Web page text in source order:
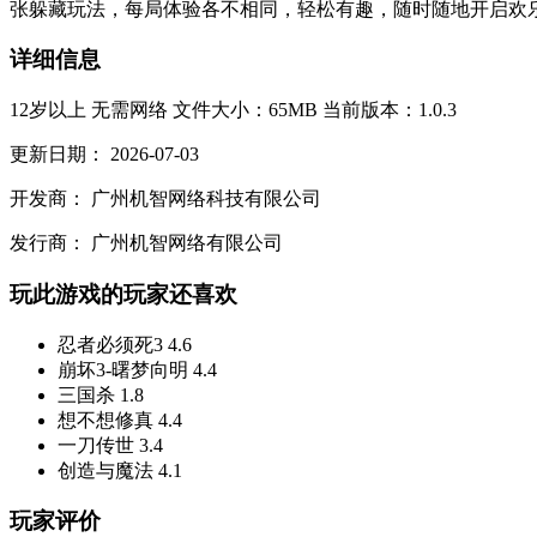
张躲藏玩法，每局体验各不相同，轻松有趣，随时随地开启欢
详细信息
12岁以上 无需网络 文件大小：65MB 当前版本：1.0.3
更新日期： 2026-07-03
开发商： 广州机智网络科技有限公司
发行商： 广州机智网络有限公司
玩此游戏的玩家还喜欢
忍者必须死3 4.6
崩坏3-曙梦向明 4.4
三国杀 1.8
想不想修真 4.4
一刀传世 3.4
创造与魔法 4.1
玩家评价